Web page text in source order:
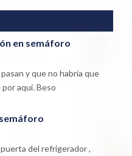
en semáforo
y que no habría que
aquí. Beso
del refrigerador ,